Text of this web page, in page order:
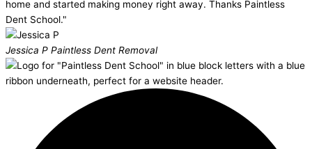
home and started making money right away. Thanks Paintless
Dent School."
Jessica P Paintless Dent Removal